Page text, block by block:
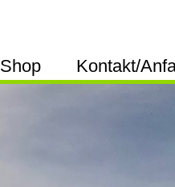
Shop Kontakt/